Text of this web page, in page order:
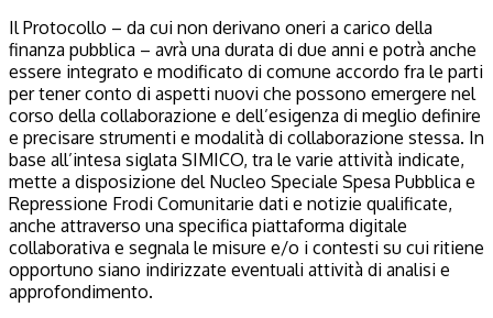
Il Protocollo – da cui non derivano oneri a carico della
finanza pubblica – avrà una durata di due anni e potrà anche
essere integrato e modificato di comune accordo fra le parti
per tener conto di aspetti nuovi che possono emergere nel
corso della collaborazione e dell’esigenza di meglio definire
e precisare strumenti e modalità di collaborazione stessa. In
base all’intesa siglata SIMICO, tra le varie attività indicate,
mette a disposizione del Nucleo Speciale Spesa Pubblica e
Repressione Frodi Comunitarie dati e notizie qualificate,
anche attraverso una specifica piattaforma digitale
collaborativa e segnala le misure e/o i contesti su cui ritiene
opportuno siano indirizzate eventuali attività di analisi e
approfondimento.